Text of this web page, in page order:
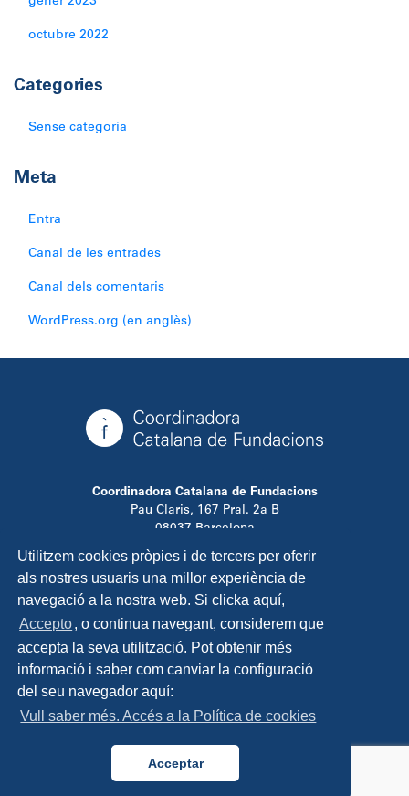
Utilitzem cookies pròpies i de tercers per oferir
als nostres usuaris una millor experiència de
navegació a la nostra web. Si clicka aquí,
Accepto, o continua navegant, considerem que
accepta la seva utilització. Pot obtenir més
informació i saber com canviar la configuració
del seu navegador aquí:
Vull saber més. Accés a la Política de cookies
Acceptar
octubre 2022
Categories
Sense categoria
Meta
Entra
Canal de les entrades
Canal dels comentaris
WordPress.org (en anglès)
Coordinadora Catalana de Fundacions
Pau Claris, 167 Pral. 2a B
08037 Barcelona
info@ccfundacions.cat
Contacta
Política de privadesa
Política de cookies
TipTop Learning